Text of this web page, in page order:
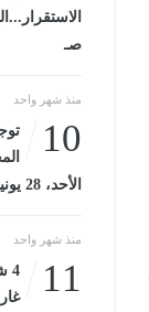
صـ
منذ شهر واحد
10
الأحد، 28 يونيو 2026 01:52 مـ
منذ شهر واحد
11